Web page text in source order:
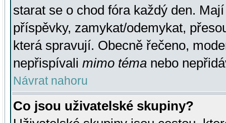
starat se o chod fóra každý den.
příspěvky, zamykat/odemykat,
která spravují. Obecně řečeno,
nepřispívali mimo téma nebo
Návrat nahoru
Co jsou uživatelské skupiny?